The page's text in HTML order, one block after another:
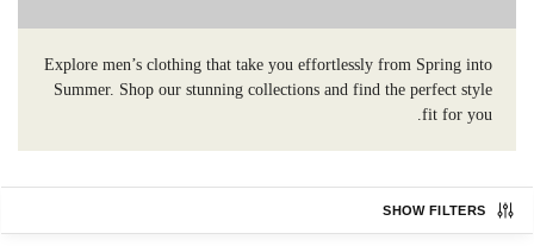
Explore men’s clothing that take you effortlessly from Spring into
Summer. Shop our stunning collections and find the perfect style
fit for you.
SHOW FILTERS